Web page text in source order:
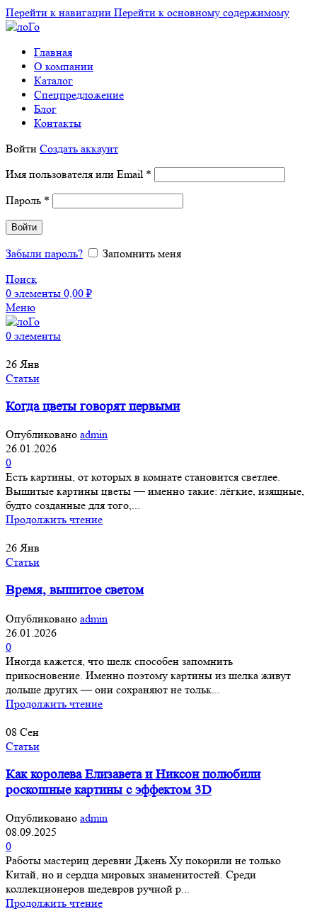
Перейти к навигации Перейти к основному содержимому
Главная
О компании
Каталог
Спецпредложение
Блог
Контакты
Войти Создать аккаунт
Имя пользователя или Email *
Пароль *
Войти
Забыли пароль?
Запомнить меня
Поиск
0 элементы 0,00 ₽
Меню
0 элементы
26Янв
Статьи
Когда цветы говорят первыми
Опубликовано admin
26.01.2026
0
Есть картины, от которых в комнате становится светлее.
Вышитые картины цветы — именно такие: лёгкие, изящные,
будто созданные для того,...
Продолжить чтение
26Янв
Статьи
Время, вышитое светом
Опубликовано admin
26.01.2026
0
Иногда кажется, что шелк способен запомнить
прикосновение. Именно поэтому картины из шелка живут
дольше других — они сохраняют не тольк...
Продолжить чтение
08 Сен
Статьи
Как королева Елизавета и Никсон полюбили
роскошные картины с эффектом 3D
Опубликовано admin
08.09.2025
0
Работы мастериц деревни Джень Ху покорили не только
Китай, но и сердца мировых знаменитостей. Среди
коллекционеров шедевров ручной р...
Продолжить чтение